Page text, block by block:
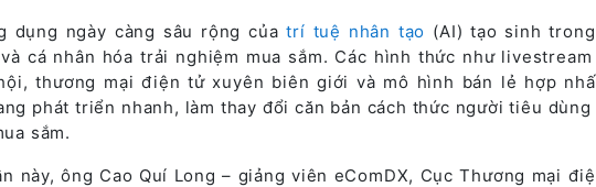
dụng ngày càng sâu rộng củatrí tuệ nhân tạo (AI) tạo sinh
cá nhân hóa trải nghiệm mua sắm. Các hình thức như livestream
thương mại điện tử xuyên biên giới và mô hình bán lẻ hợp
phát triển nhanh, làm thay đổi căn bản cách thức người tiêu
sắm.
này, ông Cao Quí Long – giảng viên eComDX, Cục Thương mại